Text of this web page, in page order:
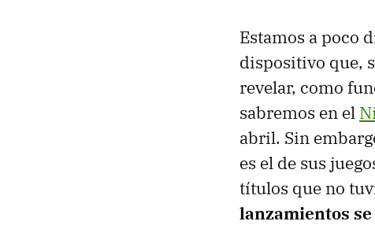
Estamos a poco
dispositivo que,
revelar, como
sabremos en el
abril. Sin
es el de sus
títulos que no
lanzamientos